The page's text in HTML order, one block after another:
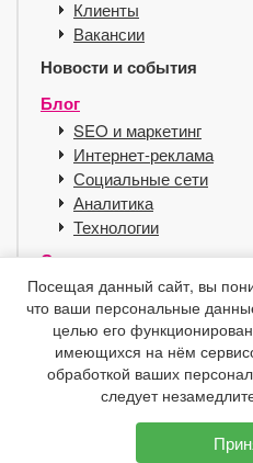
Клиенты
Вакансии
Новости и события
Блог
SEO и маркетинг
Интернет-реклама
Социальные сети
Аналитика
Технологии
Сервисы
Хостинг для SEO
Справочник
Защита e-mail
Контакты
Посещая данный сайт, вы
что ваши персональные
целью его
имеющихся на нём
обработкой ваших
следует